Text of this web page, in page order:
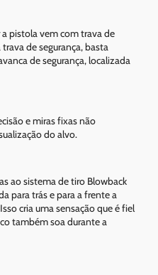
pistola vem com trava de
de segurança, basta
de segurança, localizada
e miras fixas não
do alvo.
ao sistema de tiro Blowback
para trás e para a frente a
cria uma sensação que é fiel
também soa durante a